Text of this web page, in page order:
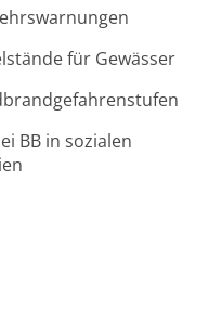
für Gewässer
BB in sozialen